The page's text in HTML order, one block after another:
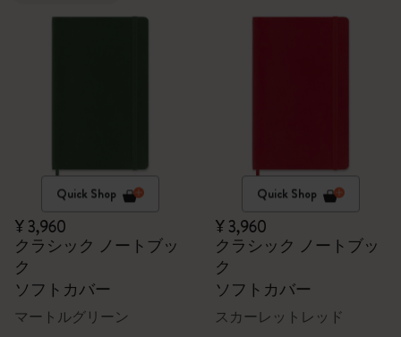
Quick Shop
¥ 3,960
クラシック ノートブッ
ク
ソフトカバー
マートルグリーン
Quick Shop
¥ 3,960
クラシック ノートブッ
ク
ソフトカバー
スカーレットレッド